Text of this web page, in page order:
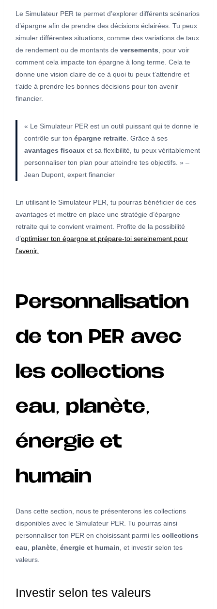
Le Simulateur PER te permet d’explorer différents scénarios
d’épargne afin de prendre des décisions éclairées. Tu peux
simuler différentes situations, comme des variations de taux
de rendement ou de montants de versements , pour voir
comment cela impacte ton épargne à long terme. Cela te
donne une vision claire de ce à quoi tu peux t’attendre et
t’aide à prendre les bonnes décisions pour ton avenir
financier.
« Le Simulateur PER est un outil puissant qui te donne le
contrôle sur ton épargne retraite . Grâce à ses
avantages fiscaux et sa flexibilité, tu peux véritablement
personnaliser ton plan pour atteindre tes objectifs. » –
Jean Dupont, expert financier
En utilisant le Simulateur PER, tu pourras bénéficier de ces
avantages et mettre en place une stratégie d’épargne
retraite qui te convient vraiment. Profite de la possibilité
d’optimiser ton épargne et prépare-toi sereinement pour
l’avenir.
Personnalisation
de ton PER avec
les collections
eau, planète,
énergie et
humain
Dans cette section, nous te présenterons les collections
disponibles avec le Simulateur PER. Tu pourras ainsi
personnaliser ton PER en choisissant parmi les collections
eau
planète énergie et humain , et investir selon tes
valeurs.
Investir selon tes valeurs